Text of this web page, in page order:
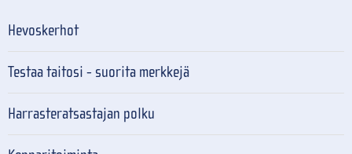
Hevoskerhot
Testaa taitosi - suorita merkkejä
Harrasteratsastajan polku